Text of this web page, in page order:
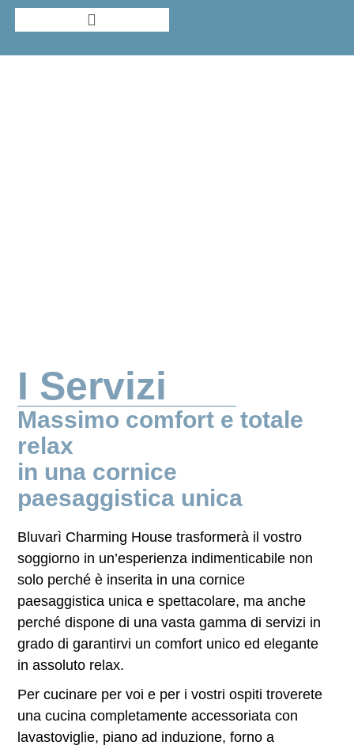
I Servizi
Massimo comfort e totale
relax
in una cornice
paesaggistica unica
Bluvarì Charming House trasformerà il vostro
soggiorno in un’esperienza indimenticabile non
solo perché è inserita in una cornice
paesaggistica unica e spettacolare, ma anche
perché dispone di una vasta gamma di servizi in
grado di garantirvi uncomfort unico ed elegante
in assoluto relax.
Per cucinare per voi e per i vostri ospiti troverete
unacucina completamenteaccessoriata con
lavastoviglie, piano ad induzione, forno a